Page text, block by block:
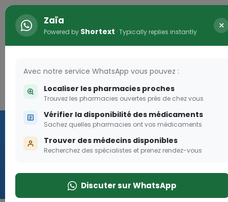
Connexion
Vaccination
Zaïa
Powered by Shortext · Typically replies instantly ×
Avec notre service WhatsApp vous pouvez :
Localiser les pharmacies proches
Trouvez les pharmacies ouvertes près de chez vous
Vérifier la disponibilité des médicaments
Sachez quelles pharmacies ont vos médicaments
Trouver des médecins disponibles
Recherchez des spécialistes et prenez rendez-vous
Discuter sur WhatsApp